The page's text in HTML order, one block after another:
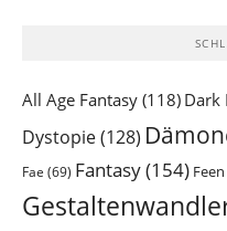
All Age Fantasy (118) Dark
Dystopie(128)
Fae (69) Fantasy(154) Feen